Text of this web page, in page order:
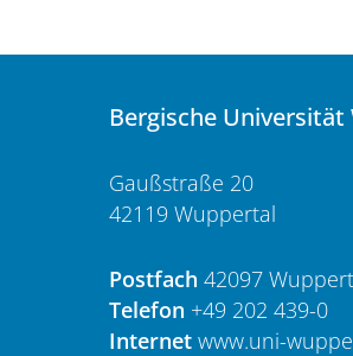
Bergische
Gaußstraße 20
42119 Wuppertal
Postfach 42097
Telefon +49 202 439-0
Internet www.uni-